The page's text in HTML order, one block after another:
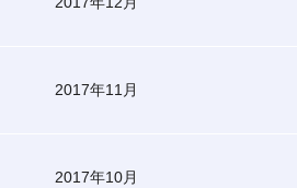
2017年11月
2017年10月